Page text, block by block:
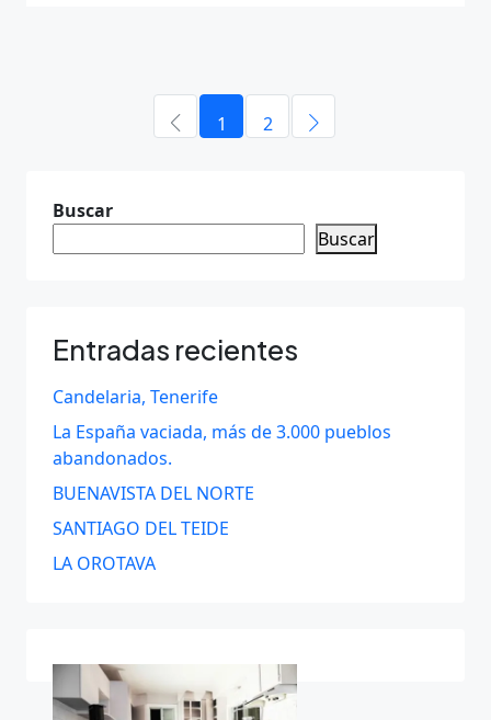
1 2
Buscar
Buscar
Entradas recientes
Candelaria, Tenerife
La España vaciada, más de 3.000 pueblos
abandonados.
BUENAVISTA DEL NORTE
SANTIAGO DEL TEIDE
LA OROTAVA